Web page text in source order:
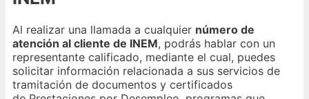
Al realizar una llamada a cualquier número de
atención al cliente de INEM, podrás hablar con un
representante calificado, mediante el cual, puedes
solicitar información relacionada a sus servicios de
tramitación de documentos y certificados